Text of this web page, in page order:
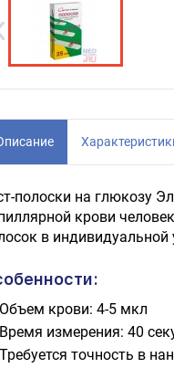
полоски на глюкозу
крови
в индивидуальной
Объем крови: 4-5 мкл
Время измерения: 40
Требуется точность в